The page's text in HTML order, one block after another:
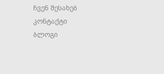
ჩვენ შესახებ
კონტაქტი
ბლოგი